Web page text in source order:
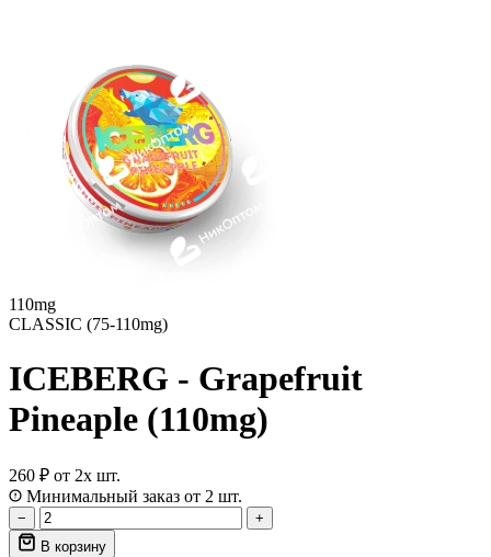
110mg
CLASSIC (75-110mg)
ICEBERG - Grapefruit
Pineaple (110mg)
260 ₽ от 2х шт.
Минимальный заказ от 2 шт.
−
+
В корзину